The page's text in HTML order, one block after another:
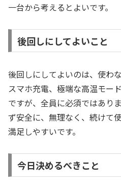
一台から考えるとよいです。
後回しにしてよいこと
後回しにしてよいのは、使わ
スマホ充電、極端な高温モー
ですが、全員に必須ではあり
ず安全に、無理なく、続けて
満足しやすいです。
今日決めるべきこと